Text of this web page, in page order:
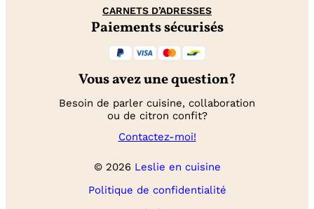
CARNETS D’ADRESSES
Paiements sécurisés
Vous avez une question?
Besoin de parler cuisine, collaboration
ou de citron confit?
Contactez-moi!
© 2026 Leslie en cuisine
Politique de confidentialité